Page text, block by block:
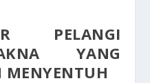
PELANGI
YANG